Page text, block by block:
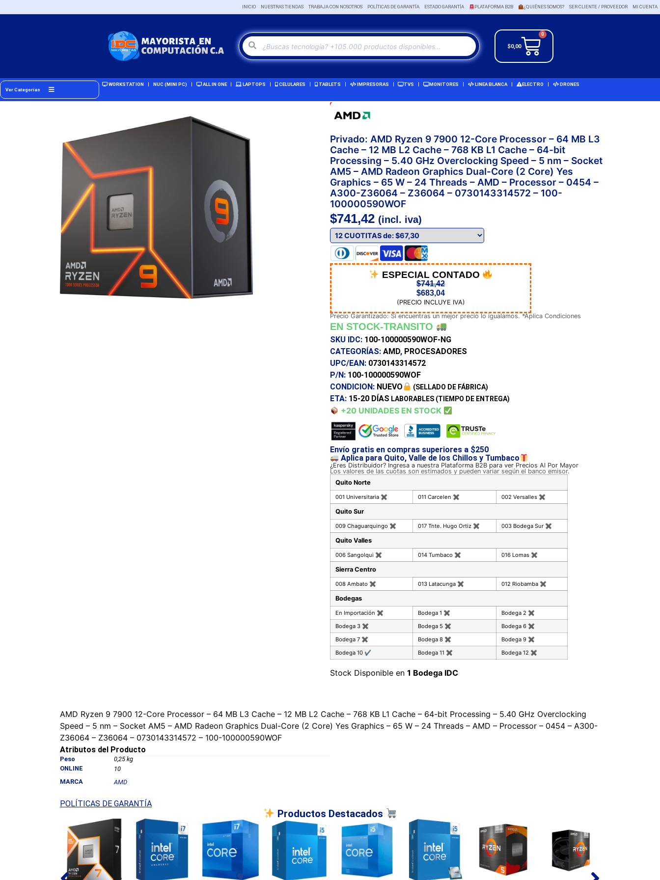
INICIO NUESTRAS TIENDAS TRABAJA CON NOSOTROS POLÍTICAS DE GARANTÍA ESTADO GARANTÍA PLATAFORMA B2B ¿QUIÉNES SOMOS? SER CLIENTE / PROVEEDOR MI CUENTA
$0,00
0
Ver Categorías
WORKSTATION NUC (MINI PC) ALL IN ONE LAPTOPS CELULARES TABLETS IMPRESORAS TVS MONITORES LINEA BLANCA ELECTRO DRONES
Privado: AMD Ryzen 9 7900 12-Core Processor – 64 MB L3
Cache – 12 MB L2 Cache – 768 KB L1 Cache – 64-bit
Processing – 5.40 GHz Overclocking Speed – 5 nm – Socket
AM5 – AMD Radeon Graphics Dual-Core (2 Core) Yes
Graphics – 65 W – 24 Threads – AMD – Processor – 0454 –
A300-Z36064 – Z36064 – 0730143314572 – 100-
100000590WOF
$741,42 (incl. iva)
ESPECIAL CONTADO
$741,42
$683,04
(PRECIO INCLUYE IVA)
Precio Garantizado: Si encuentras un mejor precio lo igualamos. *Aplica Condiciones
EN STOCK-TRANSITO
SKU IDC: 100-100000590WOF-NG
CATEGORÍAS: AMD, PROCESADORES
UPC/EAN: 0730143314572
P/N: 100-100000590WOF
CONDICION: NUEVO (SELLADO DE FÁBRICA)
ETA: 15-20 DÍAS LABORABLES (TIEMPO DE ENTREGA)
+20 UNIDADES EN STOCK
Envío gratis en compras superiores a $250
Aplica para Quito, Valle de los Chillos y Tumbaco
¿Eres Distribuidor? Ingresa a nuestra Plataforma B2B para ver Precios Al Por Mayor
Los valores de las cuotas son estimados y pueden variar según el banco emisor.
Quito Norte
001 Universitaria ✖ 011 Carcelen ✖ 002 Versalles ✖
Quito Sur
009 Chaguarquingo ✖ 017 Tnte. Hugo Ortiz ✖ 003 Bodega Sur ✖
Quito Valles
006 Sangolqui ✖ 014 Tumbaco ✖ 016 Lomas ✖
Sierra Centro
008 Ambato ✖ 013 Latacunga ✖ 012 Riobamba ✖
Bodegas
En Importación ✖ Bodega 1 ✖ Bodega 2 ✖
Bodega 3 ✖ Bodega 5 ✖ Bodega 6 ✖
Bodega 7 ✖ Bodega 8 ✖ Bodega 9 ✖
Bodega 10 ✔ Bodega 11 ✖ Bodega 12 ✖
Stock Disponible en 1 Bodega IDC
AMD Ryzen 9 7900 12-Core Processor – 64 MB L3 Cache – 12 MB L2 Cache – 768 KB L1 Cache – 64-bit Processing – 5.40 GHz Overclocking
Speed – 5 nm – Socket AM5 – AMD Radeon Graphics Dual-Core (2 Core) Yes Graphics – 65 W – 24 Threads – AMD – Processor – 0454 – A300-
Z36064 – Z36064 – 0730143314572 – 100-100000590WOF
Atributos del Producto
Peso
0,25 kg
ONLINE
10
MARCA
AMD
POLÍTICAS DE GARANTÍA
Productos Destacados